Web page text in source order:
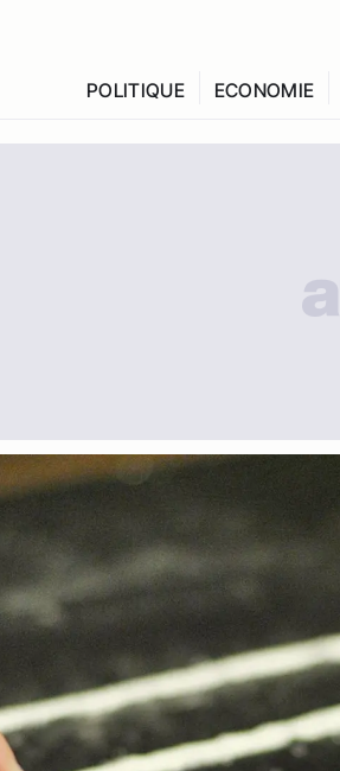
POLITIQUE ECONOMIE